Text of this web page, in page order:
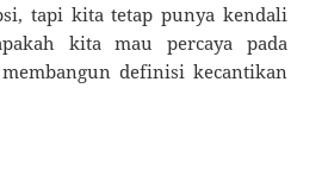
tapi kita tetap punya kendali
kita mau percaya pada
definisi kecantikan